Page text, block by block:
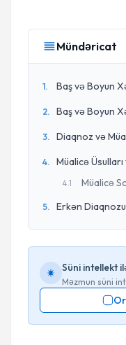
Mündəricat
1. Baş və Boyun
2. Baş və Boyun
3. Diaqnoz və
4. Müalicə
4.1 Müalicə
5. Erkən
Süni intellekt
Məzmun süni